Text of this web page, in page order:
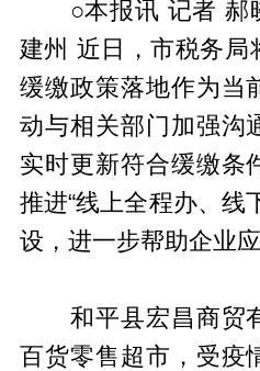
○本报讯 记者 郝
建州 近日，市税务局
缓缴政策落地作为当
动与相关部门加强沟
实时更新符合缓缴条
推进“线上全程办、线
设，进一步帮助企业
和平县宏昌商贸
百货零售超市，受疫